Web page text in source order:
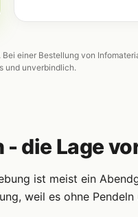
einer Bestellung von
und unverbindlich.
die Lage
ist meist ein
weil es ohne